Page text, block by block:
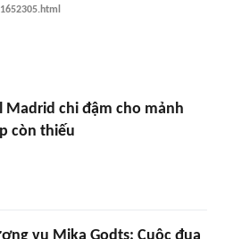
Madrid chi đậm cho mảnh
còn thiếu
vụ Mika Godts: Cuộc đua